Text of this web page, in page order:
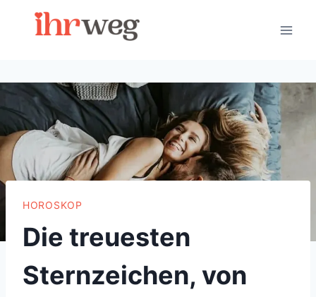
HOROSKOP
Die treuesten
Sternzeichen, von